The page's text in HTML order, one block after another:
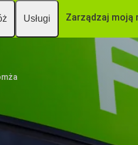
Usługi Zarządzaj moją